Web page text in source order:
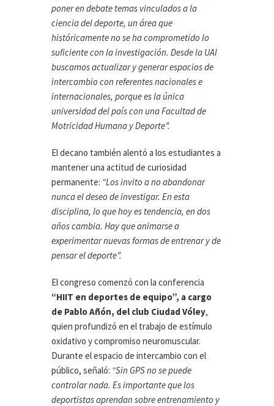
poner en debate temas vinculados a la
ciencia del deporte, un área que
históricamente no se ha comprometido lo
suficiente con la investigación. Desde la UAI
buscamos actualizar y generar espacios de
intercambio con referentes nacionales e
internacionales, porque es la única
universidad del país con una Facultad de
Motricidad Humana y Deporte”.
El decano también alentó a los estudiantes a
mantener una actitud de curiosidad
permanente: “Los invito a no abandonar
nunca el deseo de investigar. En esta
disciplina, lo que hoy es tendencia, en dos
años cambia. Hay que animarse a
experimentar nuevas formas de entrenar y de
pensar el deporte”.
El congreso comenzó con la conferencia
“HIIT en deportes de equipo”, a cargo
de Pablo Añón, del club Ciudad Vóley,
quien profundizó en el trabajo de estímulo
oxidativo y compromiso neuromuscular.
Durante el espacio de intercambio con el
público, señaló: “Sin GPS no se puede
controlar nada. Es importante que los
deportistas aprendan sobre entrenamiento y